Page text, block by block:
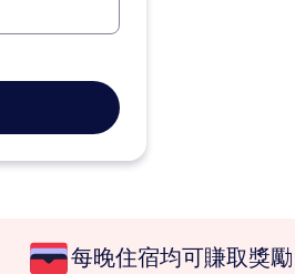
每晚住宿均可賺取獎勵